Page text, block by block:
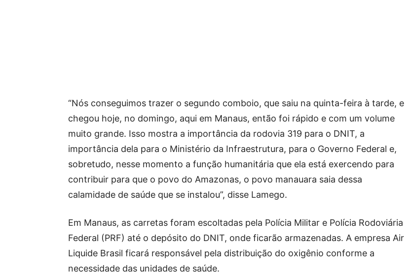
“Nós conseguimos trazer o segundo comboio, que saiu na quinta-feira à tarde, e
chegou hoje, no domingo, aqui em Manaus, então foi rápido e com um volume
muito grande. Isso mostra a importância da rodovia 319 para o DNIT, a
importância dela para o Ministério da Infraestrutura, para o Governo Federal e,
sobretudo, nesse momento a função humanitária que ela está exercendo para
contribuir para que o povo do Amazonas, o povo manauara saia dessa
calamidade de saúde que se instalou”, disse Lamego.
Em Manaus, as carretas foram escoltadas pela Polícia Militar e Polícia Rodoviária
Federal (PRF) até o depósito do DNIT, onde ficarão armazenadas. A empresa Air
Liquide Brasil ficará responsável pela distribuição do oxigênio conforme a
necessidade das unidades de saúde.